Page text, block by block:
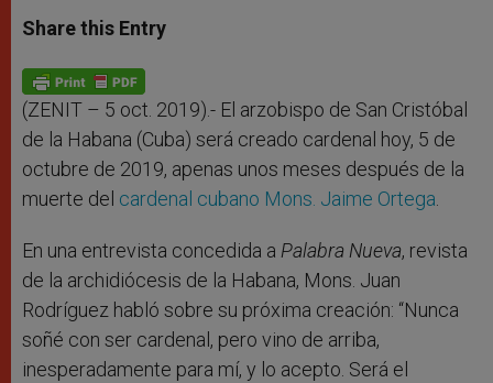
t
s
p
p
s
e
g
e
e
b
o
k
Share this Entry
(ZENIT – 5 oct. 2019).- El arzobispo de San Cristóbal
de la Habana (Cuba) será creado cardenal hoy, 5 de
octubre de 2019, apenas unos meses después de la
muerte del cardenal cubano Mons. Jaime Ortega.
En una entrevista concedida a Palabra Nueva, revista
de la archidiócesis de la Habana, Mons. Juan
Rodríguez habló sobre su próxima creación: “Nunca
soñé con ser cardenal, pero vino de arriba,
inesperadamente para mí, y lo acepto. Será el